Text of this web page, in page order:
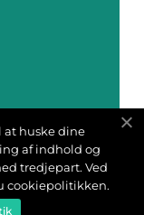
at huske dine
af indhold og
tredjepart. Ved
cookiepolitikken.